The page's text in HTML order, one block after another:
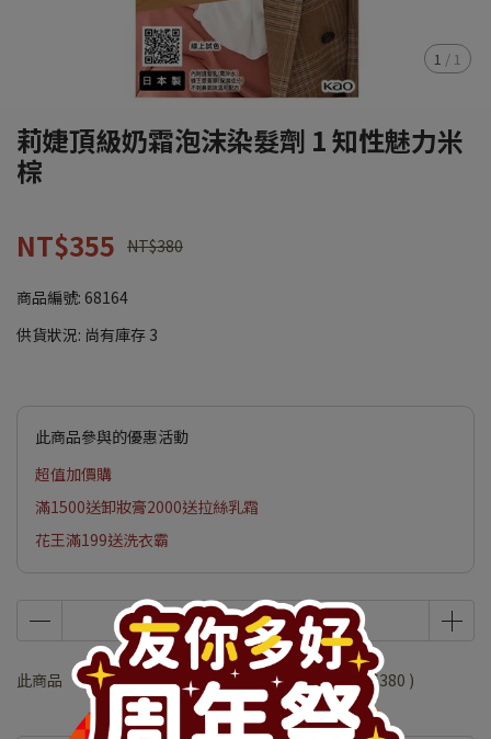
1 / 1
莉婕頂級奶霜泡沫染髮劑 1 知性魅力米
棕
NT$355 NT$380
商品編號: 68164
供貨狀況: 尚有庫存 3
此商品參與的優惠活動
超值加價購
滿1500送卸妝膏2000送拉絲乳霜
花王滿199送洗衣霸
此商品 「 最高 」可以折抵紅利 76000點 (約等於NT$380 )